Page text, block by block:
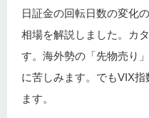
日証金の回転日数の変化
相場を解説しました。カ
す。海外勢の「先物売
に苦しみます。でもVIX
ます。